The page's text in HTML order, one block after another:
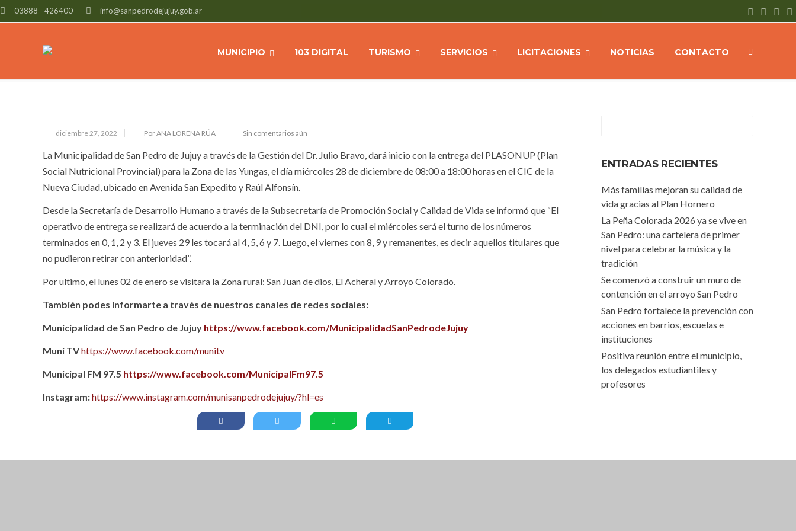
info@sanpedrodejujuy.gob.ar
03888 - 426400
MUNICIPIO 103 DIGITAL TURISMO SERVICIOS LICITACIONES NOTICIAS CONTACTO
ALIMENTARIOS DE PLASONUP EN SAN PEDRO
diciembre 27, 2022 Por ANA LORENA RÚA Sin comentarios aún
La Municipalidad de San Pedro de Jujuy a través de la Gestión del Dr. Julio Bravo, dará inicio con la entrega del PLASONUP (Plan
Social Nutricional Provincial) para la Zona de las Yungas, el día miércoles 28 de diciembre de 08:00 a 18:00 horas en el CIC de la
Nueva Ciudad, ubicado en Avenida San Expedito y Raúl Alfonsín.
Desde la Secretaría de Desarrollo Humano a través de la Subsecretaría de Promoción Social y Calidad de Vida se informó que “El
operativo de entrega se realizará de acuerdo a la terminación del DNI, por lo cual el miércoles será el turno de los números
terminados en 0, 1, 2 y 3. El jueves 29 les tocará al 4, 5, 6 y 7. Luego, el viernes con 8, 9 y remanentes, es decir aquellos titulares que
no pudieron retirar con anterioridad”.
Por ultimo, el lunes 02 de enero se visitara la Zona rural: San Juan de dios, El Acheral y Arroyo Colorado.
También podes informarte a través de nuestros canales de redes sociales:
Municipalidad de San Pedro de Jujuy https://www.facebook.com/MunicipalidadSanPedrodeJujuy
Muni TVhttps://www.facebook.com/munitv
Municipal FM 97.5 https://www.facebook.com/MunicipalFm97.5
Instagram:https://www.instagram.com/munisanpedrodejujuy/?hl=es
ENTRADAS RECIENTES
Más familias mejoran su calidad de
vida gracias al Plan Hornero
La Peña Colorada 2026 ya se vive en
San Pedro: una cartelera de primer
nivel para celebrar la música y la
tradición
Se comenzó a construir un muro de
contención en el arroyo San Pedro
San Pedro fortalece la prevención con
acciones en barrios, escuelas e
instituciones
Positiva reunión entre el municipio,
los delegados estudiantiles y
profesores